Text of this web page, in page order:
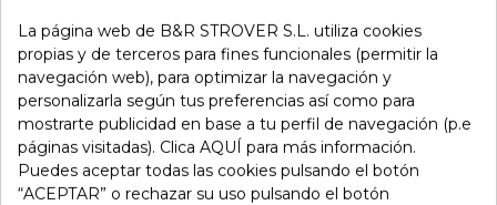
Fuera de stock
Referencia: 187617
Marca: Doctor Cutillas
Favorito 1
La página web de B&R STROVER S.L. utiliza cookies
propias y de terceros para fines funcionales (permitir la
navegación web), para optimizar la navegación y
personalizarla según tus preferencias así como para
mostrarte publicidad en base a tu perfil de navegación (p.e
páginas visitadas). Clica AQUÍ para más información.
Puedes aceptar todas las cookies pulsando el botón
“ACEPTAR” o rechazar su uso pulsando el botón